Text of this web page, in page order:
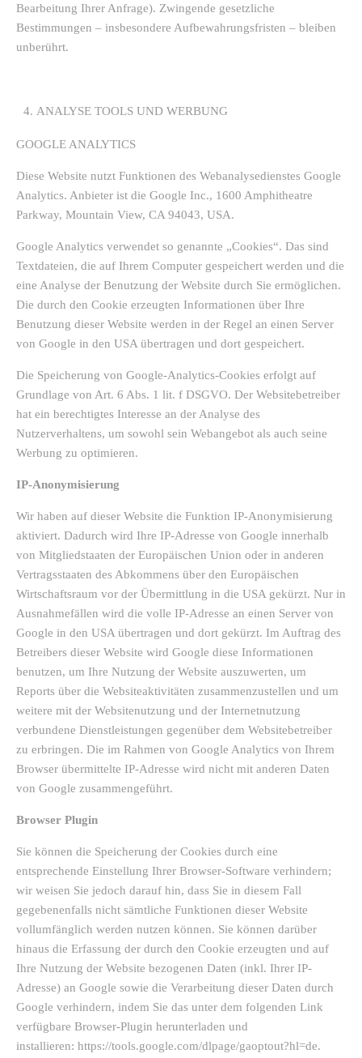
Bearbeitung Ihrer Anfrage). Zwingende gesetzliche
Bestimmungen – insbesondere Aufbewahrungsfristen – bleiben
unberührt.
ANALYSE TOOLS UND WERBUNG
GOOGLE ANALYTICS
Diese Website nutzt Funktionen des Webanalysedienstes Google
Analytics. Anbieter ist die Google Inc., 1600 Amphitheatre
Parkway, Mountain View, CA 94043, USA.
Google Analytics verwendet so genannte „Cookies“. Das sind
Textdateien, die auf Ihrem Computer gespeichert werden und die
eine Analyse der Benutzung der Website durch Sie ermöglichen.
Die durch den Cookie erzeugten Informationen über Ihre
Benutzung dieser Website werden in der Regel an einen Server
von Google in den USA übertragen und dort gespeichert.
Die Speicherung von Google-Analytics-Cookies erfolgt auf
Grundlage von Art. 6 Abs. 1 lit. f DSGVO. Der Websitebetreiber
hat ein berechtigtes Interesse an der Analyse des
Nutzerverhaltens, um sowohl sein Webangebot als auch seine
Werbung zu optimieren.
IP-Anonymisierung
Wir haben auf dieser Website die Funktion IP-Anonymisierung
aktiviert. Dadurch wird Ihre IP-Adresse von Google innerhalb
von Mitgliedstaaten der Europäischen Union oder in anderen
Vertragsstaaten des Abkommens über den Europäischen
Wirtschaftsraum vor der Übermittlung in die USA gekürzt. Nur in
Ausnahmefällen wird die volle IP-Adresse an einen Server von
Google in den USA übertragen und dort gekürzt. Im Auftrag des
Betreibers dieser Website wird Google diese Informationen
benutzen, um Ihre Nutzung der Website auszuwerten, um
Reports über die Websiteaktivitäten zusammenzustellen und um
weitere mit der Websitenutzung und der Internetnutzung
verbundene Dienstleistungen gegenüber dem Websitebetreiber
zu erbringen. Die im Rahmen von Google Analytics von Ihrem
Browser übermittelte IP-Adresse wird nicht mit anderen Daten
von Google zusammengeführt.
Browser Plugin
Sie können die Speicherung der Cookies durch eine
entsprechende Einstellung Ihrer Browser-Software verhindern;
wir weisen Sie jedoch darauf hin, dass Sie in diesem Fall
gegebenenfalls nicht sämtliche Funktionen dieser Website
vollumfänglich werden nutzen können. Sie können darüber
hinaus die Erfassung der durch den Cookie erzeugten und auf
Ihre Nutzung der Website bezogenen Daten (inkl. Ihrer IP-
Adresse) an Google sowie die Verarbeitung dieser Daten durch
Google verhindern, indem Sie das unter dem folgenden Link
verfügbare Browser-Plugin herunterladen und
installieren: https://tools.google.com/dlpage/gaoptout?hl=de.